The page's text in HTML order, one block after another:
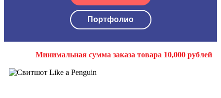
Портфолио
Минимальная сумма заказа товара 10,000 рублей